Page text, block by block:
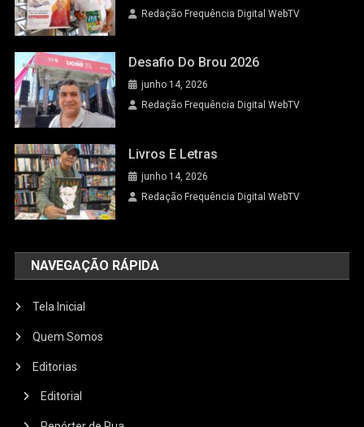
Redação Frequência Digital WebTV
Desafio Do Brou 2026
junho 14, 2026
Redação Frequência Digital WebTV
Livros E Letras
junho 14, 2026
Redação Frequência Digital WebTV
NAVEGAÇÃO RÁPIDA
Tela Inicial
Quem Somos
Editorias
Editorial